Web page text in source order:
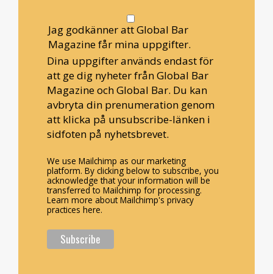
Jag godkänner att Global Bar
Magazine får mina uppgifter.
Dina uppgifter används endast för
att ge dig nyheter från Global Bar
Magazine och Global Bar. Du kan
avbryta din prenumeration genom
att klicka på unsubscribe-länken i
sidfoten på nyhetsbrevet.
We use Mailchimp as our marketing
platform. By clicking below to subscribe, you
acknowledge that your information will be
transferred to Mailchimp for processing.
Learn more about Mailchimp's privacy
practices here.